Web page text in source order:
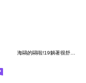
海鷗的鷗啦!19躺著很舒服鷗